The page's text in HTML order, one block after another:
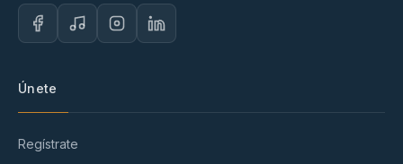
Únete
Regístrate